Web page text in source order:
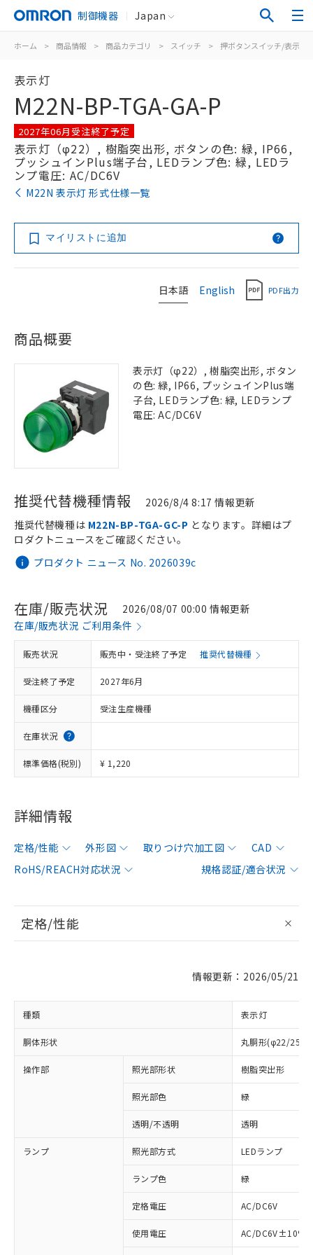
制御機器 Japan
ホーム > 商品情報 > 商品カテゴリ > スイッチ > 押ボタンスイッチ/表示灯
表示灯
M22N-BP-TGA-GA-P
2027年06月受注終了予定
表示灯（φ22）, 樹脂突出形, ボタンの色: 緑, IP66,
プッシュインPlus端子台, LEDランプ色: 緑, LEDラ
ンプ電圧: AC/DC6V
M22N 表示灯 形式仕様一覧
マイリストに追加
日本語 English PDF出力
商品概要
表示灯（φ22）, 樹脂突出形, ボタン
の色: 緑, IP66, プッシュインPlus端
子台, LEDランプ色: 緑, LEDランプ
電圧: AC/DC6V
推奨代替機種情報 2026/8/4 8:17 情報更新
プロダクト ニュース No. 2026039c
推奨代替機種は M22N-BP-TGA-GC-P となります。詳細はプ
ロダクトニュースをご確認ください。
在庫/販売状況
2026/08/07 00:00 情報更新
在庫/販売状況 ご利用条件
販売状況 販売中・受注終了予定 推奨代替機種
受注終了予定 2027年6月
機種区分 受注生産機種
在庫状況
標準価格(税別) ¥ 1,220
詳細情報
定格/性能 外形図 取りつけ穴加工図
CAD
RoHS/REACH対応状況
規格認証/適合状況
定格/性能
情報更新：2026/05/21
種類 表示灯
胴体形状 丸胴形(φ22/
操作部 照光部形状 樹脂突出形
照光部色 緑
透明/不透明 透明
ランプ 照光部方式 LEDランプ
ランプ色 緑
定格電圧 AC/DC6V
使用電圧 AC/DC6V±10%
ご利用条件
以下の条件をお読みいただき、同意のうえ
対応済み：EU RoHS指令（10物質）の
非含有に対応した製品が提供可能な商品で
対応予定：EU RoHS指令（10物質）の非含
有に対応した製品に切り替える予定のある
対応予定なし：EU RoHS指令（10物質）の
非含有に非対応の商品で、対応品を出す予